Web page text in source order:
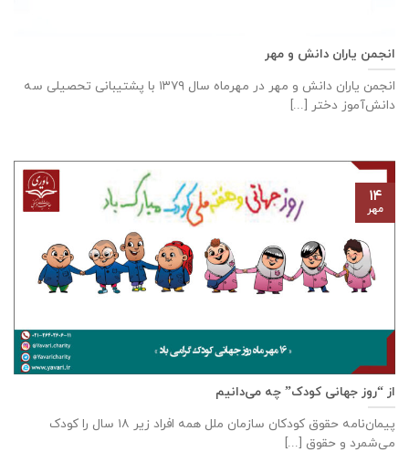
انجمن یاران دانش و مهر
انجمن یاران دانش و مهر در مهرماه سال ۱۳۷۹ با پشتیبانی تحصیلی سه
دانش‌آموز دختر [...]
از “روز جهانی کودک” چه می‌دانیم
پیمان‌نامه‌ حقوق کودکان سازمان ملل همه‌ افراد زیر ۱۸ سال را کودک
می‌شمرد و حقوق [...]
۱۴
مهر